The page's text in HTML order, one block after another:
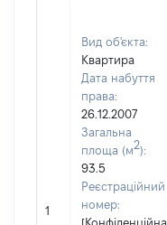
1
Вид об'єкта:
Квартира
Дата набуття
права:
26.12.2007
Загальна
площа (м2):
93.5
Реєстраційний
номер:
[Конфіденційна